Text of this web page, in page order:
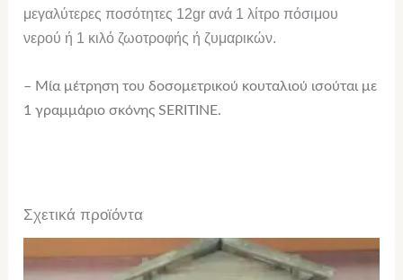
μεγαλύτερες ποσότητες 12gr ανά 1 λίτρο πόσιμου
νερού ή 1 κιλό ζωοτροφής ή ζυμαρικών.
– Μία μέτρηση του δοσομετρικού κουταλιού ισούται με
1 γραμμάριο σκόνης SERITINE.
Σχετικά προϊόντα